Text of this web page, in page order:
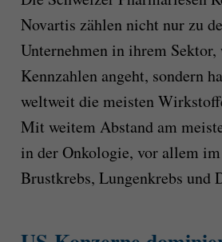
Novartis zählen nicht nur zu
Unternehmen in ihrem Sektor,
Kennzahlen angeht, sondern
weltweit die meisten
Mit weitem Abstand am
in der Onkologie, vor allem
Brustkrebs, Lungenkrebs und